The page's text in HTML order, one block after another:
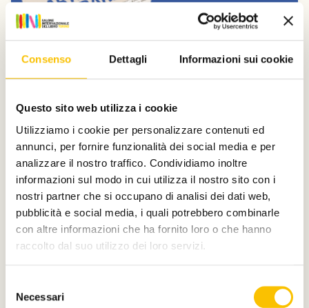
Consenso Dettagli Informazioni sui cookie
Questo sito web utilizza i cookie
Utilizziamo i cookie per personalizzare contenuti ed
annunci, per fornire funzionalità dei social media e per
analizzare il nostro traffico. Condividiamo inoltre
informazioni sul modo in cui utilizza il nostro sito con i
nostri partner che si occupano di analisi dei dati web,
pubblicità e social media, i quali potrebbero combinarle
con altre informazioni che ha fornito loro o che hanno
raccolto dal suo utilizzo dei loro servizi.
delNecessari
Donatella Di Pietrantonio e Nicola
Lagioia a Carte da decifrare
Domenica 12 e sabato 18 luglio, la Collezione La Gaia e il
Parco Museo dell’Ingenio a Busca (CN) ospitano la
nona edizione della rassegna di letteratura e musica
dal vivo organizzata da Fondazione Artea.
Leggi qui